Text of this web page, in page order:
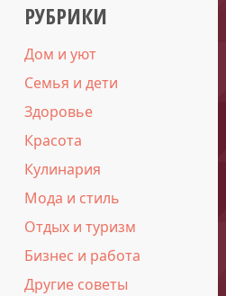
РУБРИКИ
Дом и уют
Семья и дети
Здоровье
Красота
Кулинария
Мода и стиль
Отдых и туризм
Бизнес и работа
Другие советы